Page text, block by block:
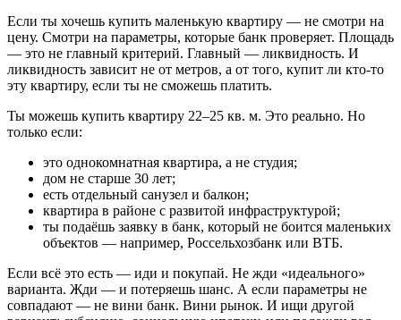
Если ты хочешь купить маленькую квартиру — не смотри на
цену. Смотри на параметры, которые банк проверяет. Площадь
— это не главный критерий. Главный — ликвидность. И
ликвидность зависит не от метров, а от того, купит ли кто-то
эту квартиру, если ты не сможешь платить.
Ты можешь купить квартиру 22–25 кв. м. Это реально. Но
только если:
это однокомнатная квартира, а не студия;
дом не старше 30 лет;
есть отдельный санузел и балкон;
квартира в районе с развитой инфраструктурой;
ты подаёшь заявку в банк, который не боится маленьких
объектов — например, Россельхозбанк или ВТБ.
Если всё это есть — иди и покупай. Не жди «идеального»
варианта. Жди — и потеряешь шанс. А если параметры не
совпадают — не вини банк. Вини рынок. И ищи другой